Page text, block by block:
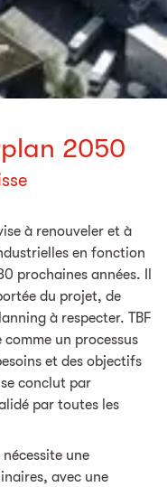
2050
à renouveler et à
en fonction
prochaines années. Il
du projet, de
à respecter. TBF
un processus
et des objectifs
conclut par
par toutes les
une
avec une